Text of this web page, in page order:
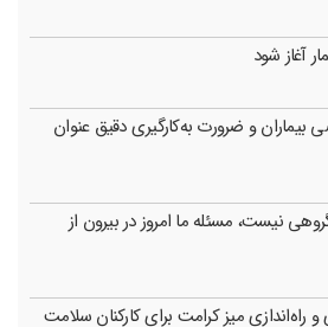
آغاز شود
و ضرورت به‌کارگیری دقیق عنوان
نیست، مسئله ما امروز در بیرون از
راه‌اندازی میز کرامت برای کارکنان سلامت